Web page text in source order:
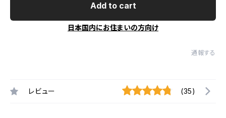
Add to cart
日本国内にお住まいの方向け
通報する
レビュー (35)